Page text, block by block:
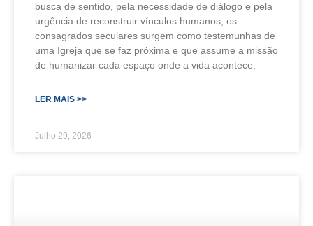
busca de sentido, pela necessidade de diálogo e pela
urgência de reconstruir vínculos humanos, os
consagrados seculares surgem como testemunhas de
uma Igreja que se faz próxima e que assume a missão
de humanizar cada espaço onde a vida acontece.
LER MAIS >>
Julho 29, 2026